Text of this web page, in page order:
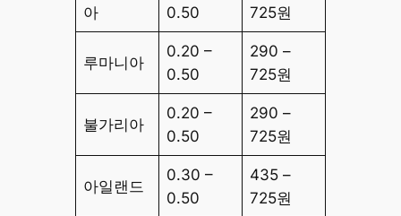
아
0.50
725원
루마니아
0.20 –
0.50
290 –
725원
불가리아
0.20 –
0.50
290 –
725원
아일랜드
0.30 –
0.50
435 –
725원